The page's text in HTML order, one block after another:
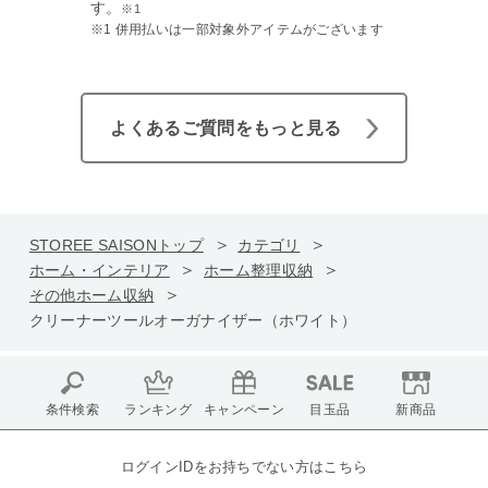
す。 ※1
※1 併用払いは一部対象外アイテムがございます
よくあるご質問をもっと見る
STOREE SAISONトップ
カテゴリ
ホーム・インテリア
ホーム整理収納
その他ホーム収納
クリーナーツールオーガナイザー（ホワイト）
条件検索 ランキング キャンペーン 目玉品 新商品
ログインIDをお持ちでない方はこちら